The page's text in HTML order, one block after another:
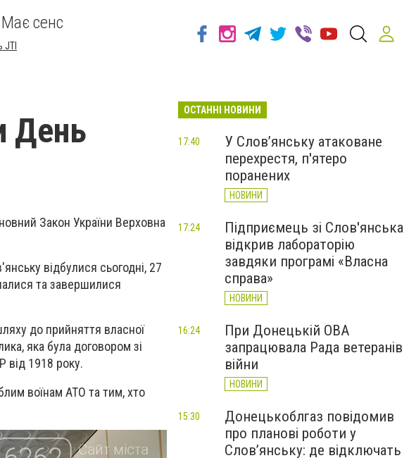
сенс
JTI
День
Закон України Верховна
відбулися сьогодні, 27
та завершилися
до прийняття власної
яка була договором зі
від 1918 року.
воїнам АТО та тим, хто
ОСТАННІ НОВИНИ
У Слов’янську атаковане
перехрестя, п'ятеро
поранених
НОВИНИ
17:40
Підприємець зі Слов'янська
відкрив лабораторію
завдяки програмі «Власна
справа»
НОВИНИ
17:24
При Донецькій ОВА
запрацювала Рада ветеранів
війни
НОВИНИ
16:24
Донецькоблгаз повідомив
про планові роботи у
Слов’янську: де відключать
15:30